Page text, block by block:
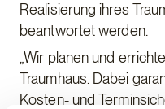
Realisierung ihres
beantwortet werden.
„Wir planen und
Traumhaus. Dabei
Kosten- und